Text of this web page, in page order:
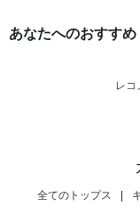
あなたへのおすすめ
レコ
全てのトップス |